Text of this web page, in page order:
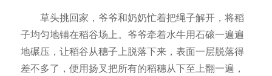
草头挑回家，爷爷和奶奶忙着把绳子解开，将稻
子均匀地铺在稻谷场上。爷爷牵着水牛用石磙一遍遍
地碾压，让稻谷从穗子上脱落下来，表面一层脱落得
差不多了，便用扬叉把所有的稻穗从下至上翻一遍，